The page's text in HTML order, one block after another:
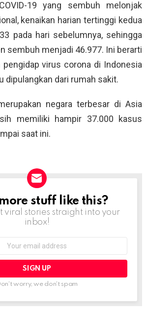
19 yang sembuh melonjak
kenaikan harian tertinggi kedua
pada hari sebelumnya, sehingga
sembuh menjadi 46.977. Ini berarti
pengidap virus corona di Indonesia
dipulangkan dari rumah sakit.
negara terbesar di Asia
memiliki hampir 37.000 kasus
saat ini.
stuff like this?
viral stories straight into your
inbox!
worry, we don't spam